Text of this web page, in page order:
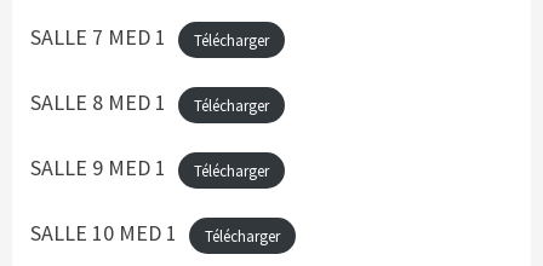
SALLE 7 MED 1 Télécharger
SALLE 8 MED 1 Télécharger
SALLE 9 MED 1 Télécharger
SALLE 10 MED 1 Télécharger